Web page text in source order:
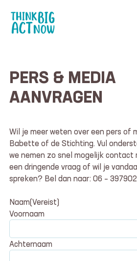
PERS & MEDIA
AANVRAGEN
Wil je meer weten over een pers of
Babette of de Stichting. Vul
we nemen zo snel mogelijk contact
een dringende vraag of wil je
spreken? Bel dan naar: 06 –
Naam(Vereist)
Voornaam
Achternaam